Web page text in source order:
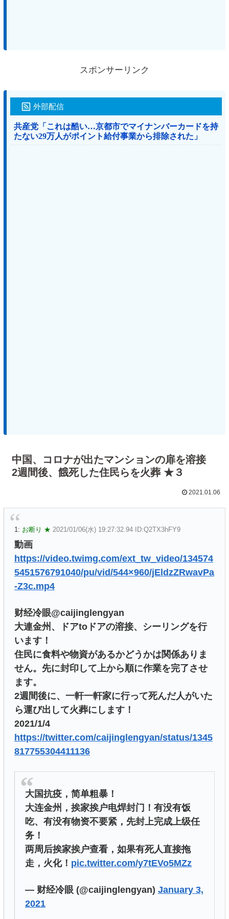
スポンサーリンク
外部配信
共産党「これは酷い…京都市でマイナンバーカードを持
たない29万人がポイント給付事業から排除された」
中国、コロナが出たマンションの扉を溶接
2週間後、餓死した住民らを火葬 ★３
2021.01.06
1: お断り ★ 2021/01/06(水) 19:27:32.94 ID:Q2TX3hFY9
動画
https://video.twimg.com/ext_tw_video/134574
5451576791040/pu/vid/544×960/jEldzZRwavPa
-Z3c.mp4
财经冷眼@caijinglengyan
大連金州、ドアtoドアの溶接、シーリングを行
います！
住民に食料や物資があるかどうかは関係ありま
せん。先に封印して上から順に作業を完了させ
ます。
2週間後に、一軒一軒家に行って死んだ人がいた
ら運び出して火葬にします！
2021/1/4
https://twitter.com/caijinglengyan/status/1345
817755304411136
大国抗疫，简单粗暴！
大连金州，挨家挨户电焊封门！有没有饭
吃、有没有物资不要紧，先封上完成上级任
务！
两周后挨家挨户查看，如果有死人直接拖
走，火化！ pic.twitter.com/y7tEVo5MZz
— 财经冷眼 (@caijinglengyan) January 3,
2021